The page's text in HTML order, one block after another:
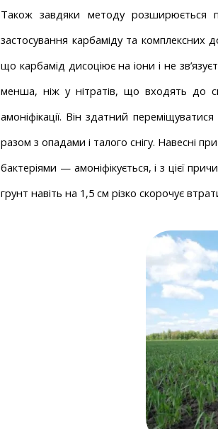
Також завдяки методу розширюється
застосування карбаміду та комплексних
що карбамід дисоціює на іони і не
менша, ніж у нітратів, що входять до
амоніфікації. Він здатний
разом з опадами і талого снігу. Навесні
бактеріями — амоніфікується, і з цієї
грунт навіть на 1,5 см різко скорочує
Ціна залежить від
ціни заповніть дані: